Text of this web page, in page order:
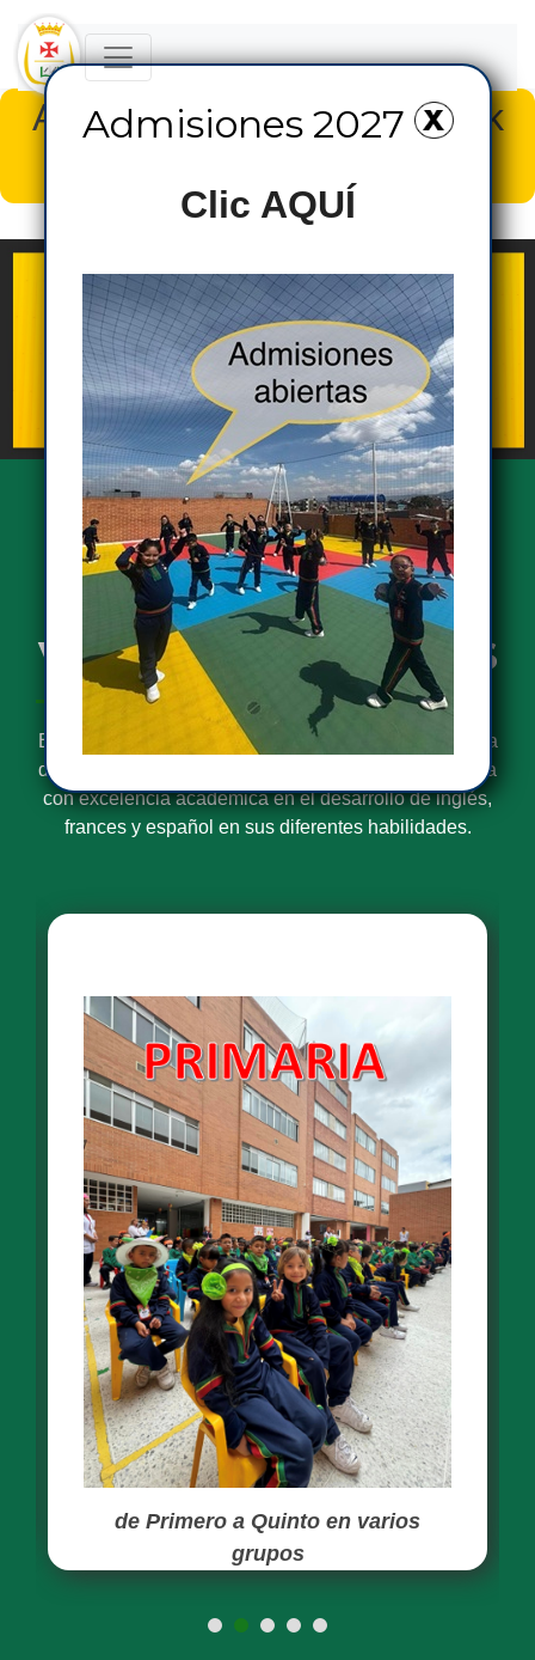
Admisiones 2027
Clic AQUÍ
Admisiones 2027, haz Click
NIVELES DE
ENSEÑANZA Y
VALORES AGREGADOS
El Liceo Santa Bernardita es una Institución Educativa
de caracter privado que forma estudiantes para la vida
con excelencia académica en el desarrollo de inglés,
frances y español en sus diferentes habilidades.
de Primero a Quinto en varios
grupos